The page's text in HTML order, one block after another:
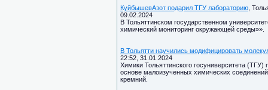
КуйбышевАзот подарил ТГУ лабораторию ,
09.02.2024
В Тольяттинском государственном
химический мониторинг окружающей среды»».
В Тольятти научились модифицировать
22:52, 31.01.2024
Химики Тольяттинского госуниверситета
основе малоизученных химических
кремний.